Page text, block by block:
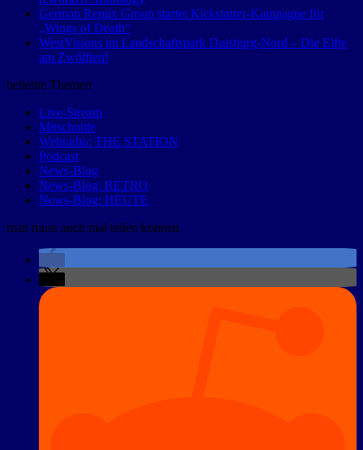
German Remix Group startet Kickstarter-Kampagne für
„Wings of Death“
WestVisions im Landschaftspark Duisburg-Nord – Die Elfte
am Zwölften!
beliebte Themen
Live-Stream
Mitschnitte
Webradio: THE STATION
Podcast
News-Blog
News-Blog: RETRO
News-Blog: HEUTE
man muss auch mal teilen können